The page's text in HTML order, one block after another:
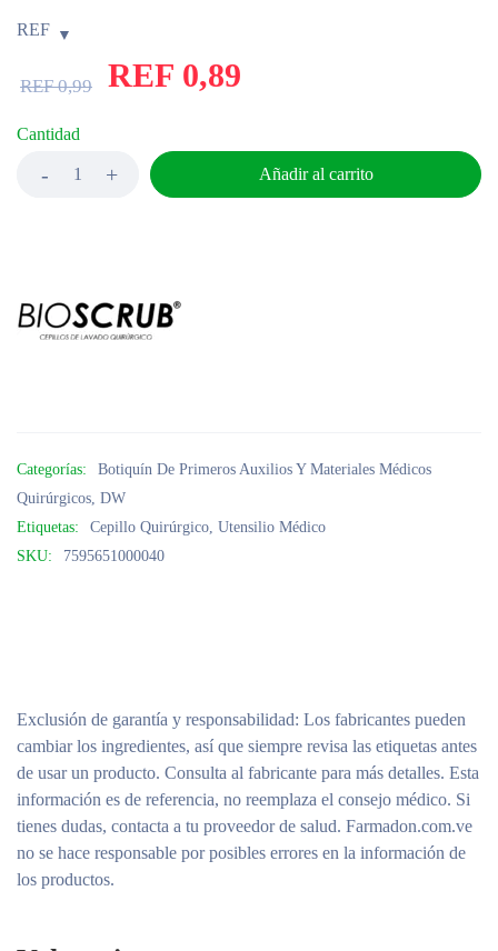
REF
REF0,99 REF 0,89
Cantidad
Añadir al carrito
Categorías:
Botiquín De Primeros Auxilios Y Materiales Médicos
Quirúrgicos, DW
Etiquetas:
Cepillo Quirúrgico, Utensilio Médico
SKU:
7595651000040
Exclusión de garantía y responsabilidad: Los fabricantes pueden
cambiar los ingredientes, así que siempre revisa las etiquetas antes
de usar un producto. Consulta al fabricante para más detalles. Esta
información es de referencia, no reemplaza el consejo médico. Si
tienes dudas, contacta a tu proveedor de salud. Farmadon.com.ve
no se hace responsable por posibles errores en la información de
los productos.